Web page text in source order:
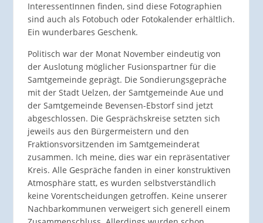
InteressentInnen finden, sind diese Fotographien
sind auch als Fotobuch oder Fotokalender erhältlich.
Ein wunderbares Geschenk.
Politisch war der Monat November eindeutig von
der Auslotung möglicher Fusionspartner für die
Samtgemeinde geprägt. Die Sondierungsgepräche
mit der Stadt Uelzen, der Samtgemeinde Aue und
der Samtgemeinde Bevensen-Ebstorf sind jetzt
abgeschlossen. Die Gesprächskreise setzten sich
jeweils aus den Bürgermeistern und den
Fraktionsvorsitzenden im Samtgemeinderat
zusammen. Ich meine, dies war ein repräsentativer
Kreis. Alle Gespräche fanden in einer konstruktiven
Atmosphäre statt, es wurden selbstverständlich
keine Vorentscheidungen getroffen. Keine unserer
Nachbarkommunen verweigert sich generell einem